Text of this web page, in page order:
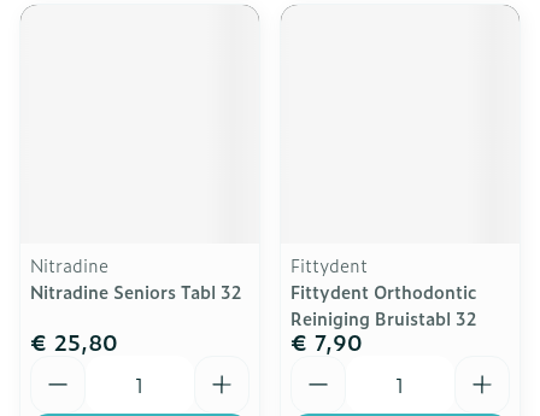
Nitradine
Nitradine Seniors Tabl 32
€ 25,80
Fittydent
Fittydent Orthodontic
Reiniging Bruistabl 32
€ 7,90